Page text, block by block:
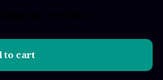
to cart